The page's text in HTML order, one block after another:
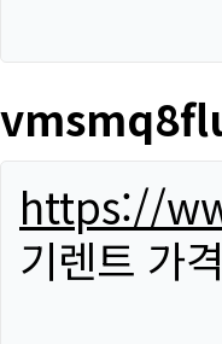
https://
기렌트 가